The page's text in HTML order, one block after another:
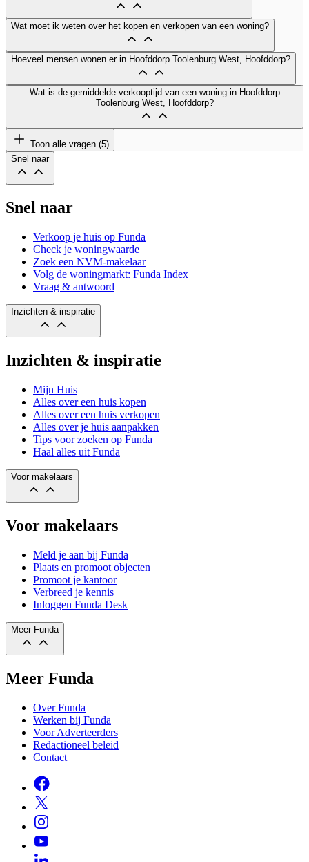
Wat moet ik weten over het kopen en verkopen van een woning?
Hoeveel mensen wonen er in Hoofddorp Toolenburg West, Hoofddorp?
Wat is de gemiddelde verkooptijd van een woning in Hoofddorp
Toolenburg West, Hoofddorp?
Toon alle vragen (5)
Snel naar
Snel naar
Verkoop je huis op Funda
Check je woningwaarde
Zoek een NVM-makelaar
Volg de woningmarkt: Funda Index
Vraag & antwoord
Inzichten & inspiratie
Inzichten & inspiratie
Mijn Huis
Alles over een huis kopen
Alles over een huis verkopen
Alles over je huis aanpakken
Tips voor zoeken op Funda
Haal alles uit Funda
Voor makelaars
Voor makelaars
Meld je aan bij Funda
Plaats en promoot objecten
Promoot je kantoor
Verbreed je kennis
Inloggen Funda Desk
Meer Funda
Meer Funda
Over Funda
Werken bij Funda
Voor Adverteerders
Redactioneel beleid
Contact